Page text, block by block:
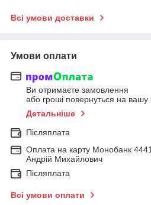
Всі умови доставки
Умови оплати
Ви отримаєте замовлення
або гроші повернуться на вашу
Детальніше
Післяплата
Оплата на карту Монобанк
Андрій Михайлович
Післяплата
Всі умови оплати